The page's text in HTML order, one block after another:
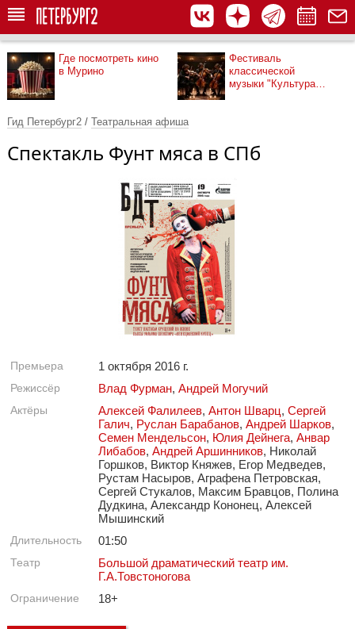
Где посмотреть кино
в Мурино
Фестиваль
классической
музыки "Культура
Гид Петербург2 / Театральная афиша
Спектакль Фунт мяса в СПб
Премьера 1 октября 2016 г.
Режиссёр Влад Фурман, Андрей Могучий
Актёры Алексей Фалилеев, Антон Шварц, Сергей
Галич, Руслан Барабанов, Андрей Шарков,
Семен Мендельсон, Юлия Дейнега, Анвар
Либабов, Андрей Аршинников, Николай
Горшков, Виктор Княжев, Егор Медведев,
Рустам Насыров, Аграфена Петровская,
Сергей Стукалов, Максим Бравцов, Полина
Дудкина, Александр Кононец, Алексей
Мышинский
Длительность 01:50
Театр
Большой драматический театр им.
Г.А.Товстоногова
Ограничение 18+